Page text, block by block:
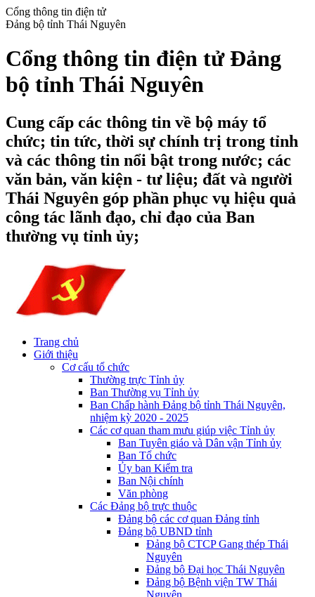
Cổng thông tin điện tử
Đảng bộ tỉnh Thái Nguyên
Cổng thông tin điện tử Đảng
bộ tỉnh Thái Nguyên
Cung cấp các thông tin về bộ máy tổ
chức; tin tức, thời sự chính trị trong tỉnh
và các thông tin nổi bật trong nước; các
văn bản, văn kiện - tư liệu; đất và người
Thái Nguyên góp phần phục vụ hiệu quả
công tác lãnh đạo, chỉ đạo của Ban
thường vụ tỉnh ủy;
Trang chủ
Giới thiệu
Cơ cấu tổ chức
Thường trực Tỉnh ủy
Ban Thường vụ Tỉnh ủy
Ban Chấp hành Đảng bộ tỉnh Thái Nguyên,
nhiệm kỳ 2020 - 2025
Các cơ quan tham mưu giúp việc Tỉnh ủy
Ban Tuyên giáo và Dân vận Tỉnh ủy
Ban Tổ chức
Ủy ban Kiểm tra
Ban Nội chính
Văn phòng
Các Đảng bộ trực thuộc
Đảng bộ các cơ quan Đảng tỉnh
Đảng bộ UBND tỉnh
Đảng bộ CTCP Gang thép Thái
Nguyên
Đảng bộ Đại học Thái Nguyên
Đảng bộ Bệnh viện TW Thái
Nguyên